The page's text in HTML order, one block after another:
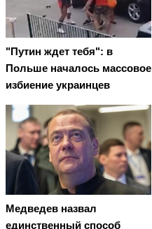
"Путин ждет тебя": в
Польше началось массовое
избиение украинцев
Медведев назвал
единственный способ